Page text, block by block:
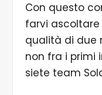
Con questo
farvi
qualità di due
non fra i primi
siete team